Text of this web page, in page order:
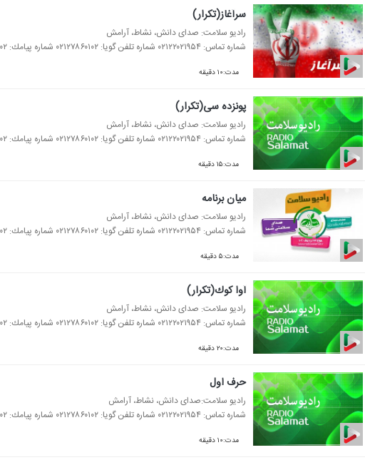
سرآغاز(تكرار)
رادیو سلامت: صدای دانش، نشاط، آرامش
شماره تماس: ۰۲۱۲۲۰۲۱۹۵۴ شماره تلفن گویا: ۰۲۱۲۷۸۶۰۱۰۲ شماره پیامك: ۳۰۰۰۰۱۰۲
مدت:۱۰ دقیقه
پونزده سی(تكرار)
رادیو سلامت: صدای دانش، نشاط، آرامش
شماره تماس: ۰۲۱۲۲۰۲۱۹۵۴ شماره تلفن گویا: ۰۲۱۲۷۸۶۰۱۰۲ شماره پیامك: ۳۰۰۰۰۱۰۲
مدت:۱۵ دقیقه
میان برنامه
رادیو سلامت: صدای دانش، نشاط، آرامش
شماره تماس: ۰۲۱۲۲۰۲۱۹۵۴ شماره تلفن گویا: ۰۲۱۲۷۸۶۰۱۰۲ شماره پیامك: ۳۰۰۰۰۱۰۲
مدت:۵ دقیقه
آوا كوك(تكرار)
رادیو سلامت: صدای دانش، نشاط، آرامش
شماره تماس: ۰۲۱۲۲۰۲۱۹۵۴ شماره تلفن گویا: ۰۲۱۲۷۸۶۰۱۰۲ شماره پیامك: ۳۰۰۰۰۱۰۲
مدت:۲۰ دقیقه
حرف اول
رادیو سلامت:صدای دانش، نشاط، آرامش
شماره تماس: ۰۲۱۲۲۰۲۱۹۵۴ شماره تلفن گویا: ۰۲۱۲۷۸۶۰۱۰۲ شماره پیامك: ۳۰۰۰۰۱۰۲
مدت:۱۰ دقیقه